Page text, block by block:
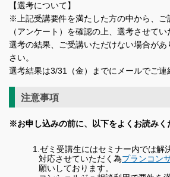
【選考について】
※上記受講要件を満たした方の中から、ご
（アンケート）を確認の上、選考させてい
選考の結果、ご受講いただけない場合が
さい。
選考結果は3/31（金）までにメールでご連
注意事項
※お申し込みの前に、以下をよくお読みく
1.ゼミ受講生にはセミナー内では解
対応させていただく為プランコン
願いしております。